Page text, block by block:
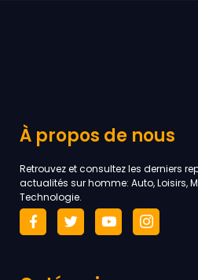
À propos de nous
Retrouvez et consultez les derniers
actualités sur homme: Auto, Loisirs,
Technologie.